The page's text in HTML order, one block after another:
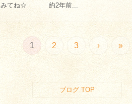
みてね☆ 約2年前...
1 2 3 › »
ブログ TOP